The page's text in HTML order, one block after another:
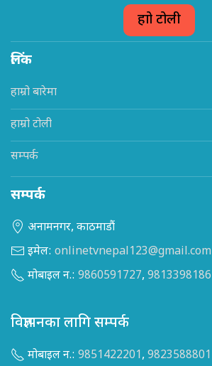
हाम्रो टोली
लिंक
हाम्रो बारेमा
हाम्रो टोली
सम्पर्क
सम्पर्क
अनामनगर, काठमाडौं
इमेल: onlinetvnepal123@gmail.com
मोबाइल न.: 9860591727, 9813398186
विज्ञापनका लागि सम्पर्क
मोबाइल न.: 9851422201, 9823588801